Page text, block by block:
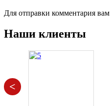
Для отправки комментария
Наши клиенты
<